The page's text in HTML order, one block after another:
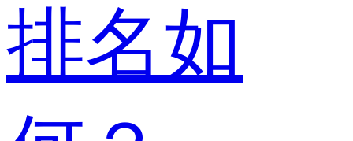
排名如